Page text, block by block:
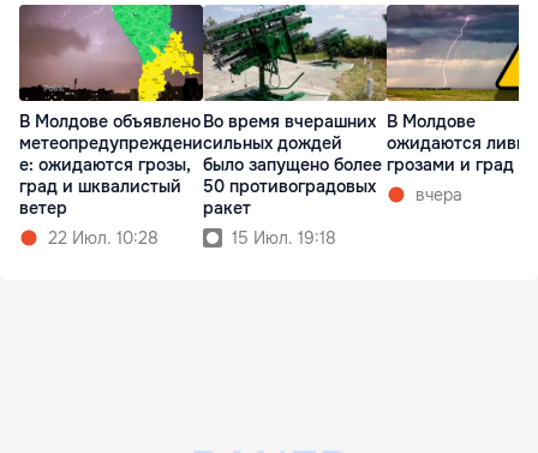
В Молдове объявлено
метеопредупреждени
е: ожидаются грозы,
град и шквалистый
ветер
22 Июл. 10:28
Во время вчерашних
сильных дождей
было запущено более
50 противоградовых
ракет
15 Июл. 19:18
В Молдове
ожидаются
грозами и град
вчера